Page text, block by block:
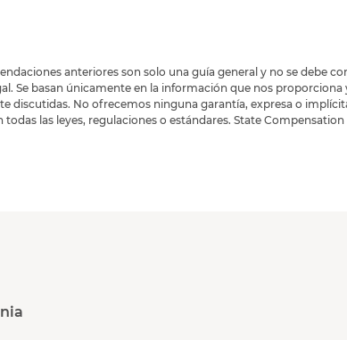
anteriores son solo una guía general y no se debe
Se basan únicamente en la información que nos
discutidas. No ofrecemos ninguna garantía, expresa o
las leyes, regulaciones o estándares. State